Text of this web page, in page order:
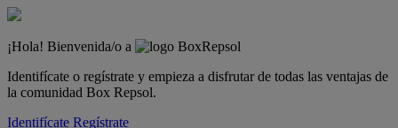
¡Hola! Bienvenida/o a
Identifícate o regístrate y empieza a disfrutar de todas las ventajas de
la comunidad Box Repsol.
Identifícate Regístrate